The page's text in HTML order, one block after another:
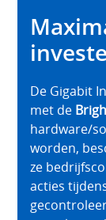
De Gigabit
met de
hardware/
worden,
ze
acties